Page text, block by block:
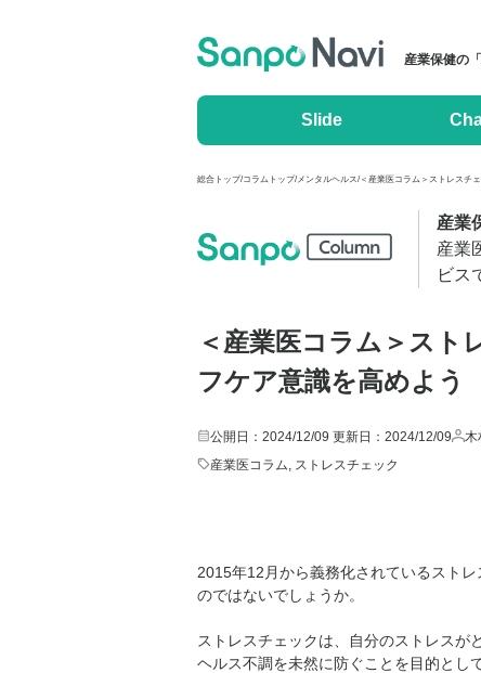
産業保健の
Slide
総合トップ/コラムトップ/メンタルヘルス/ ＜産業医コラム＞ストレスチ
産業
産業
ビス
＜産業医コラム＞スト
フケア意識を高めよう
公開日：2024/12/09 更新日：2024/12/09 木
産業医コラム, ストレスチェック
2015年12月から義務化されているスト
のではないでしょうか。
ストレスチェックは、自分のストレスが
ヘルス不調を未然に防ぐことを目的とし